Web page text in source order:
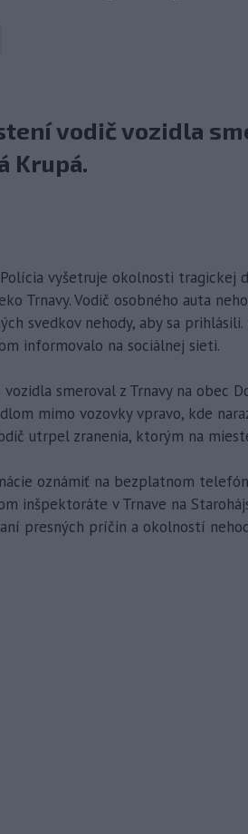
vodič vozidla
Krupá.
vyšetruje okolnosti tragickej
Trnavy. Vodič osobného auta
svedkov nehody, aby sa
informovalo na sociálnej sieti.
smeroval z Trnavy na obec
mimo vozovky vpravo, kde
utrpel zranenia, ktorým na
oznámiť na bezplatnom
inšpektoráte v Trnave na
presných príčin a okolností